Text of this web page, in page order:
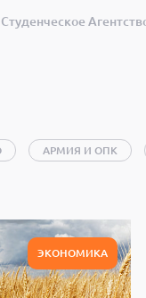
АРМИЯ И ОПК
ТЕХНОЛОГИИ И
ЭКОНОМИКА